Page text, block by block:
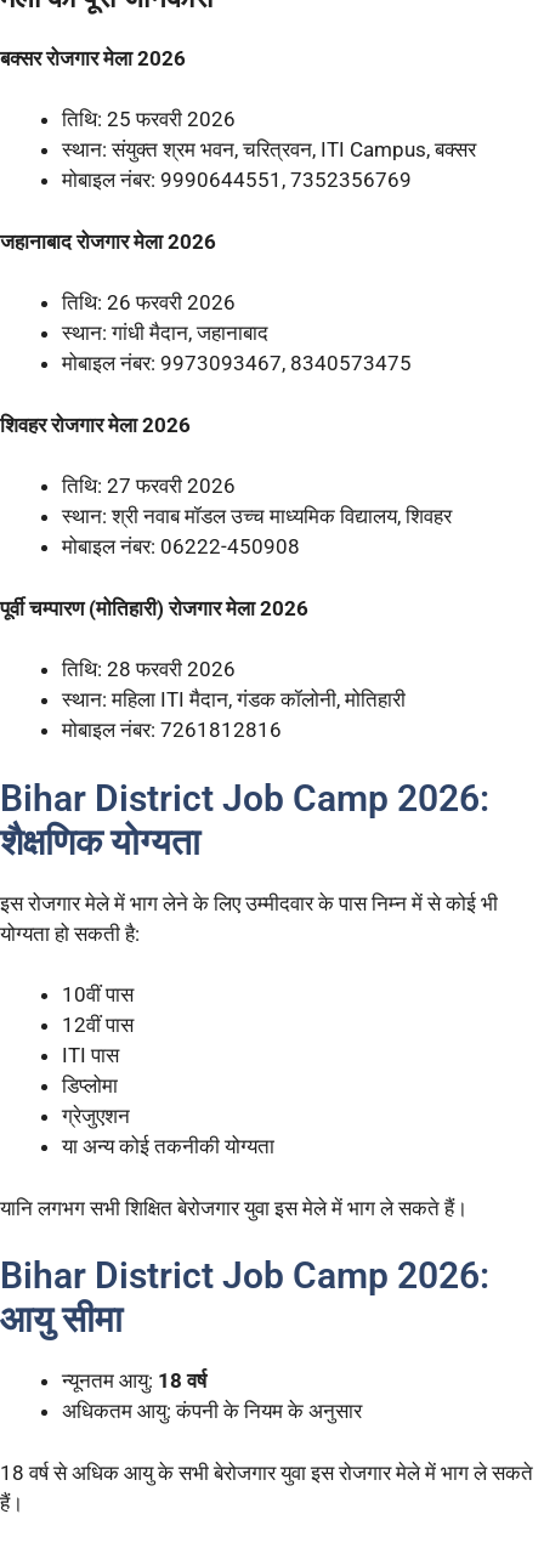
बक्सर रोजगार मेला 2026
तिथि: 25 फरवरी 2026
स्थान: संयुक्त श्रम भवन, चरित्रवन, ITI Campus, बक्सर
मोबाइल नंबर: 9990644551, 7352356769
जहानाबाद रोजगार मेला 2026
तिथि: 26 फरवरी 2026
स्थान: गांधी मैदान, जहानाबाद
मोबाइल नंबर: 9973093467, 8340573475
शिवहर रोजगार मेला 2026
तिथि: 27 फरवरी 2026
स्थान: श्री नवाब मॉडल उच्च माध्यमिक विद्यालय, शिवहर
मोबाइल नंबर: 06222-450908
पूर्वी चम्पारण (मोतिहारी) रोजगार मेला 2026
तिथि: 28 फरवरी 2026
स्थान: महिला ITI मैदान, गंडक कॉलोनी, मोतिहारी
मोबाइल नंबर: 7261812816
Bihar District Job Camp 2026:
शैक्षणिक योग्यता
इस रोजगार मेले में भाग लेने के लिए उम्मीदवार के पास निम्न में से कोई भी
योग्यता हो सकती है:
10वीं पास
12वीं पास
ITI पास
डिप्लोमा
ग्रेजुएशन
या अन्य कोई तकनीकी योग्यता
यानि लगभग सभी शिक्षित बेरोजगार युवा इस मेले में भाग ले सकते हैं।
Bihar District Job Camp 2026:
आयु सीमा
न्यूनतम आयु: 18 वर्ष
अधिकतम आयु: कंपनी के नियम के अनुसार
18 वर्ष से अधिक आयु के सभी बेरोजगार युवा इस रोजगार मेले में भाग ले सकते
हैं।